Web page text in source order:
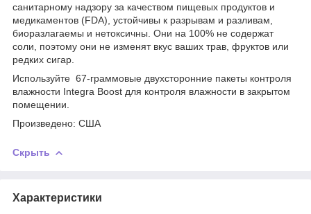
санитарному надзору за качеством пищевых продуктов и
медикаментов (FDA), устойчивы к разрывам и разливам,
биоразлагаемы и нетоксичны. Они на 100% не содержат
соли, поэтому они не изменят вкус ваших трав, фруктов или
редких сигар.
Используйте 67-граммовые двухсторонние пакеты контроля
влажности Integra Boost для контроля влажности в закрытом
помещении.
Произведено: США
Скрыть
Характеристики